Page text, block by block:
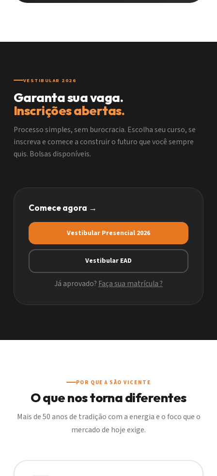
VESTIBULAR 2026
Garanta sua vaga.
Inscrições abertas.
Processo simples, sem burocracia. Escolha seu curso, se
inscreva e comece a construir o futuro que você sempre
quis. Bolsas disponíveis.
Comece agora →
Vestibular Presencial 2026
Vestibular EAD
Já aprovado? Faça sua matrícula ?
POR QUE A SÃO VICENTE
O que nos torna diferentes
Mais de 50 anos de tradição com a energia e o foco que o
mercado de hoje exige.